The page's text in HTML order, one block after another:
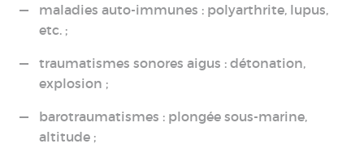
maladies auto-immunes : polyarthrite, lupus,
etc. ;
traumatismes sonores aigus : détonation,
explosion ;
barotraumatismes : plongée sous-marine,
altitude ;